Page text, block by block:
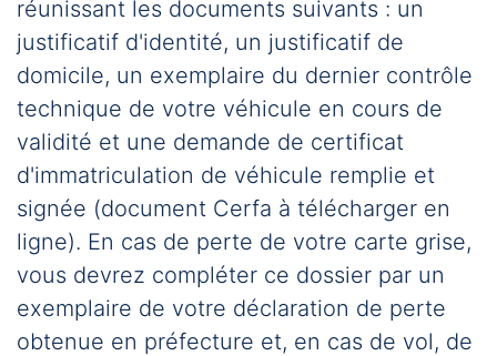
réunissant les documents suivants : un
justificatif d'identité, un justificatif de
domicile, un exemplaire du dernier contrôle
technique de votre véhicule en cours de
validité et une demande de certificat
d'immatriculation de véhicule remplie et
signée (document Cerfa à télécharger en
ligne). En cas de perte de votre carte grise,
vous devrez compléter ce dossier par un
exemplaire de votre déclaration de perte
obtenue en préfecture et, en cas de vol, de